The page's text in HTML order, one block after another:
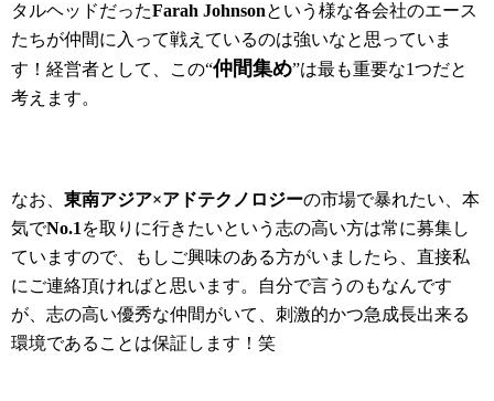
タルヘッドだったFarah Johnsonという様な各会社のエース
たちが仲間に入って戦えているのは強いなと思っていま
す！経営者として、この“仲間集め”は最も重要な1つだと
考えます。
なお、 東南アジア×アドテクノロジーの市場で暴れたい、本
気でNo.1 を取りに行きたいという志の高い方は常に募集し
ていますので、もしご興味のある方がいましたら、直接私
にご連絡頂ければと思います。自分で言うのもなんです
が、志の高い優秀な仲間がいて、刺激的かつ急成長出来る
環境であることは保証します！笑